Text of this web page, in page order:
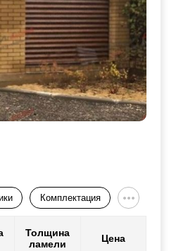
Комплектация
Толщина
ламели
Цена